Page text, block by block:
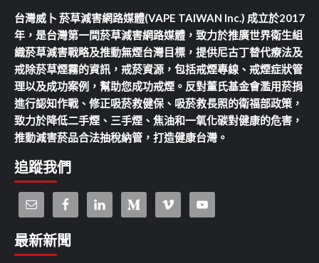
台灣威卜 菸草減害網路媒體(VAPE TAIWAN Inc.) 成立於2017
年，是台灣第一間菸草減害網路媒體，致力於推廣世界衛生組
織菸草減害戰略及推動無煙台灣目標，提供尼古丁替代療法及
戒除菸草煙霧的資訊，戒菸資源，包括戒煙專線、戒煙症狀管
理以及成功案例，幫助您成功戒煙。反對董氏基金會濫用菸捐
進行認知作戰、修正吸菸救健保、吸菸救長照的衛福部政策，
致力於降低二手煙、三手煙、焦油和一氧化碳對健康的危害，
推動減害菸品合法抽稅納管，打造健康台灣。
追蹤我們
最新新聞